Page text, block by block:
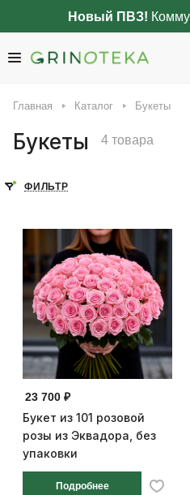
Новый ПВЗ!
Главная Каталог Букеты
Букеты 4 товара
ФИЛЬТР
23 700 ₽
Букет из 101 розовой
розы из Эквадора, без
упаковки
Подробнее